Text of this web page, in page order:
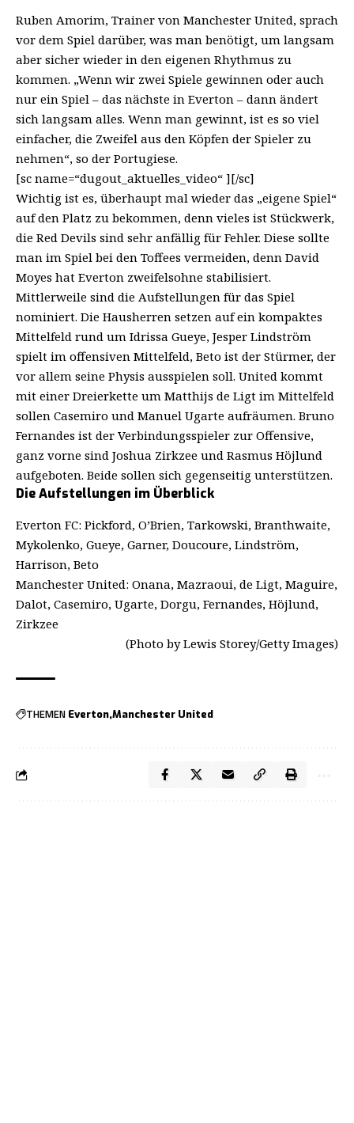
Ruben Amorim, Trainer von Manchester United, sprach
vor dem Spiel darüber, was man benötigt, um langsam
aber sicher wieder in den eigenen Rhythmus zu
kommen. „Wenn wir zwei Spiele gewinnen oder auch
nur ein Spiel – das nächste in Everton – dann ändert
sich langsam alles. Wenn man gewinnt, ist es so viel
einfacher, die Zweifel aus den Köpfen der Spieler zu
nehmen“, so der Portugiese.
[sc name=“dugout_aktuelles_video“ ][/sc]
Wichtig ist es, überhaupt mal wieder das „eigene Spiel“
auf den Platz zu bekommen, denn vieles ist Stückwerk,
die Red Devils sind sehr anfällig für Fehler. Diese sollte
man im Spiel bei den Toffees vermeiden, denn David
Moyes hat Everton zweifelsohne stabilisiert.
Mittlerweile sind die Aufstellungen für das Spiel
nominiert. Die Hausherren setzen auf ein kompaktes
Mittelfeld rund um Idrissa Gueye, Jesper Lindström
spielt im offensiven Mittelfeld, Beto ist der Stürmer, der
vor allem seine Physis ausspielen soll. United kommt
mit einer Dreierkette um Matthijs de Ligt im Mittelfeld
sollen Casemiro und Manuel Ugarte aufräumen. Bruno
Fernandes ist der Verbindungsspieler zur Offensive,
ganz vorne sind Joshua Zirkzee und Rasmus Höjlund
aufgeboten. Beide sollen sich gegenseitig unterstützen.
Die Aufstellungen im Überblick
Everton FC: Pickford, O’Brien, Tarkowski, Branthwaite,
Mykolenko, Gueye, Garner, Doucoure, Lindström,
Harrison, Beto
Manchester United: Onana, Mazraoui, de Ligt, Maguire,
Dalot, Casemiro, Ugarte, Dorgu, Fernandes, Höjlund,
Zirkzee
(Photo by Lewis Storey/Getty Images)
THEMEN Everton Manchester United